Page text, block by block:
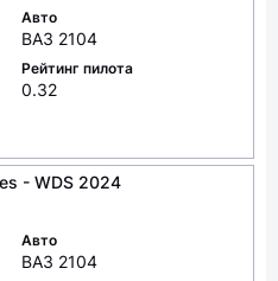
Авто
ВАЗ 2104
Рейтинг пилота
0.32
- WDS 2024
Авто
ВАЗ 2104